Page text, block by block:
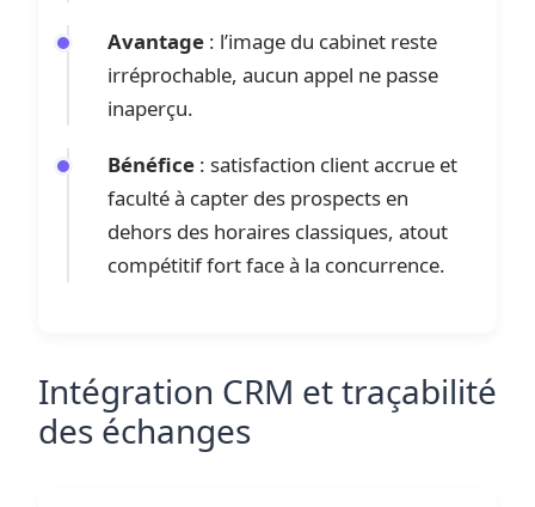
Avantage : l’image du cabinet reste
irréprochable, aucun appel ne passe
inaperçu.
Bénéfice : satisfaction client accrue et
faculté à capter des prospects en
dehors des horaires classiques, atout
compétitif fort face à la concurrence.
Intégration CRM et traçabilité
des échanges